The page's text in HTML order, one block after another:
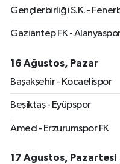
Gençlerbirliği S.K. -
Gaziantep FK -
16 Ağustos, Pazar
Başakşehir - Kocaelispor
Beşiktaş - Eyüpspor
Amed - Erzurumspor FK
17 Ağustos, Pazartesi